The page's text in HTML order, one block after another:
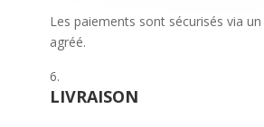
Les paiements sont sécurisés via
agréé.
LIVRAISON